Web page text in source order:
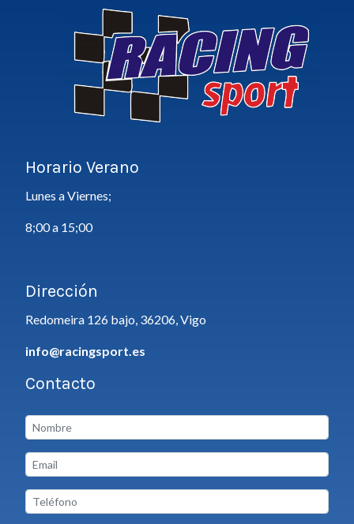
Horario Verano
Lunes a Viernes;
8;00 a 15;00
Dirección
Redomeira 126 bajo, 36206, Vigo
info@racingsport.es
Contacto